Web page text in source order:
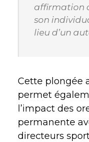
affirmation
son
lieu d’un
Cette plongée
permet
l’impact des
permanente
directeurs